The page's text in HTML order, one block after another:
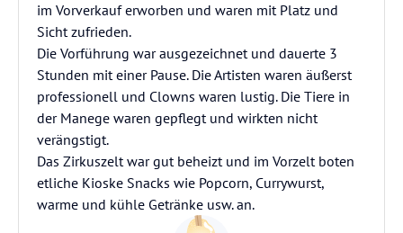
im Vorverkauf erworben und waren mit Platz und
Sicht zufrieden.
Die Vorführung war ausgezeichnet und dauerte 3
Stunden mit einer Pause. Die Artisten waren äußerst
professionell und Clowns waren lustig. Die Tiere in
der Manege waren gepflegt und wirkten nicht
verängstigt.
Das Zirkuszelt war gut beheizt und im Vorzelt boten
etliche Kioske Snacks wie Popcorn, Currywurst,
warme und kühle Getränke usw. an.